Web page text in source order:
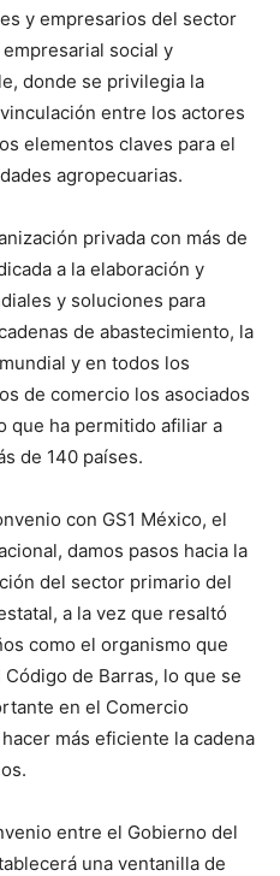
y empresarios del sector
social y
donde se privilegia la
entre los actores
elementos claves para el
agropecuarias.
privada con más de
a la elaboración y
y soluciones para
de abastecimiento, la
y en todos los
de comercio los asociados
que ha permitido afiliar a
de 140 países.
con GS1 México, el
damos pasos hacia la
del sector primario del
a la vez que resaltó
como el organismo que
de Barras, lo que se
en el Comercio
más eficiente la cadena
entre el Gobierno del
una ventanilla de